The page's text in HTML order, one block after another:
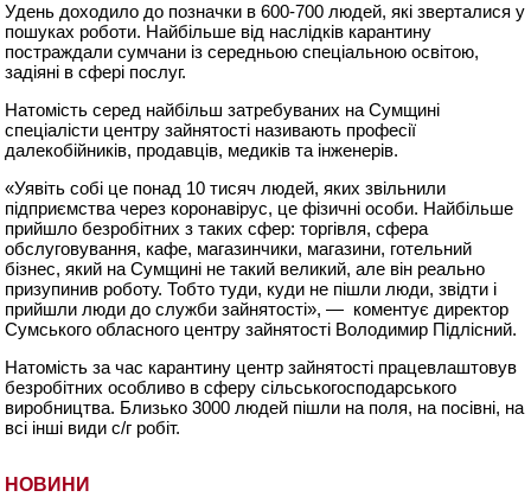
НОВИНИ
Удень доходило до позначки в 600-700 людей, які зверталися у
пошуках роботи. Найбільше від наслідків карантину
постраждали сумчани із середньою спеціальною освітою,
задіяні в сфері послуг.
Натомість серед найбільш затребуваних на Сумщині
спеціалісти центру зайнятості називають професії
далекобійників, продавців, медиків та інженерів.
«Уявіть собі це понад 10 тисяч людей, яких звільнили
підприємства через коронавірус, це фізичні особи. Найбільше
прийшло безробітних з таких сфер: торгівля, сфера
обслуговування, кафе, магазинчики, магазини, готельний
бізнес, який на Сумщині не такий великий, але він реально
призупинив роботу. Тобто туди, куди не пішли люди, звідти і
прийшли люди до служби зайнятості», — коментує директор
Сумського обласного центру зайнятості Володимир Підлісний.
Натомість за час карантину центр зайнятості працевлаштовув
безробітних особливо в сферу сільськогосподарського
виробництва. Близько 3000 людей пішли на поля, на посівні, на
всі інші види с/г робіт.